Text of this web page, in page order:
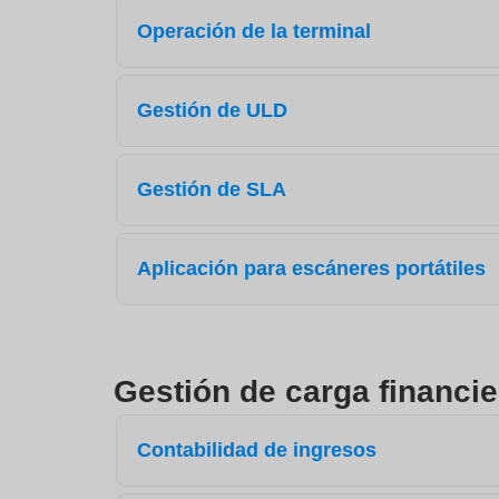
Operación de la terminal
Gestión de ULD
Gestión de SLA
Aplicación para escáneres portátiles
Gestión de carga
Contabilidad de ingresos